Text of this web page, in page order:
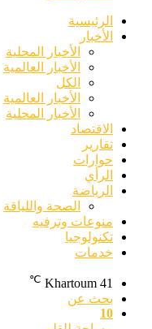
الرئيسية
الأخبار
الأخبار المحلية
الأخبار العالمية
الكل
الأخبار العالمية
الأخبار المحلية
الاقتصاد
تقارير
حوارات
الرأي
الرياضة
الصحة واللياقة
منوعات وترفيه
تكنولوجيا
خدمات
Khartoum 41
℃
بحث عن
10